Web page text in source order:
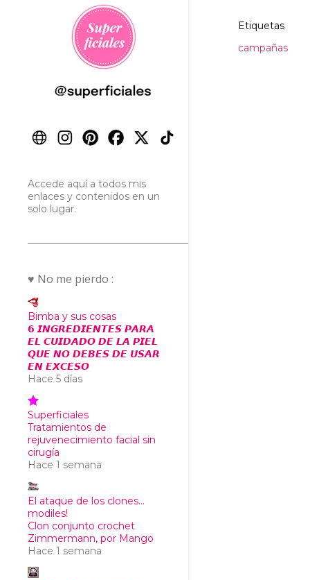
Etiquetas
campañas
Accede aquí a todos mis
enlaces y contenidos en un
solo lugar.
♥ No me pierdo :
Bimba y sus cosas
𝟲 𝙄𝙉𝙂𝙍𝙀𝘿𝙄𝙀𝙉𝙏𝙀𝙎 𝙋𝘼𝙍𝘼
𝙀𝙇 𝘾𝙐𝙄𝘿𝘼𝘿𝙊 𝘿𝙀 𝙇𝘼 𝙋𝙄𝙀𝙇
𝙌𝙐𝙀 𝙉𝙊 𝘿𝙀𝘽𝙀𝙎 𝘿𝙀 𝙐𝙎𝘼𝙍
𝙀𝙉 𝙀𝙓𝘾𝙀𝙎𝙊
Hace 5 días
Superficiales
Tratamientos de
rejuvenecimiento facial sin
cirugía
Hace 1 semana
El ataque de los clones...
modiles!
Clon conjunto crochet
Zimmermann, por Mango
Hace 1 semana